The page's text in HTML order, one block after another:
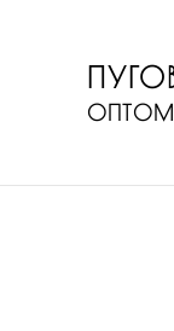
ОПТОМ